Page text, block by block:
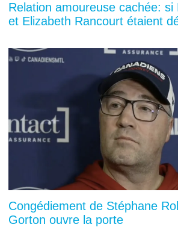
Relation amoureuse cachée:
et Elizabeth Rancourt étaient
Congédiement de Stéphane
Gorton ouvre la porte